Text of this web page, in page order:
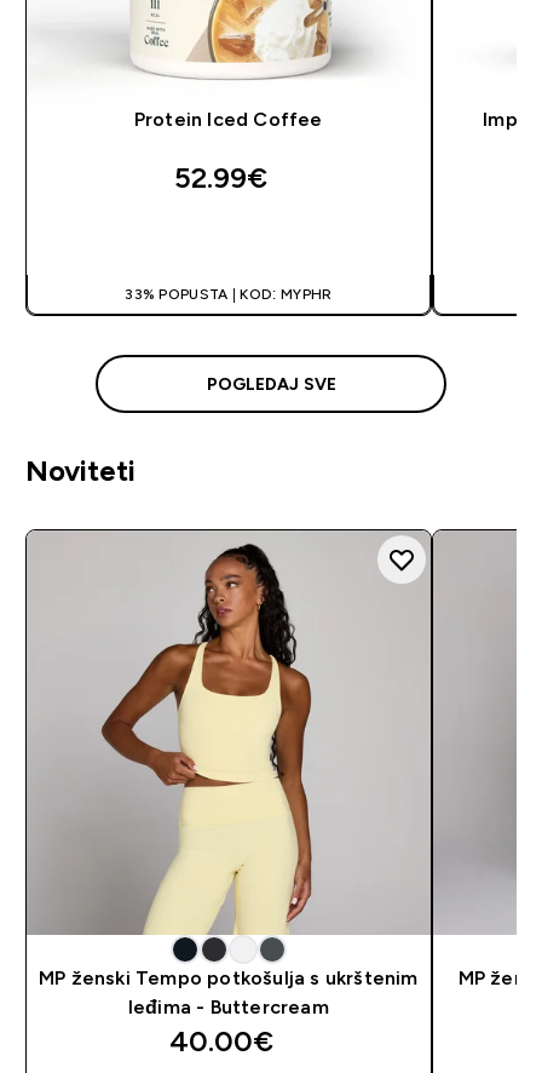
Protein Iced Coffee
52.99€‎
33% POPUSTA | KOD: MYPHR
POGLEDAJ SVE
Noviteti
MP ženski Tempo potkošulja s ukrštenim
leđima - Buttercream
40.00€‎
MP